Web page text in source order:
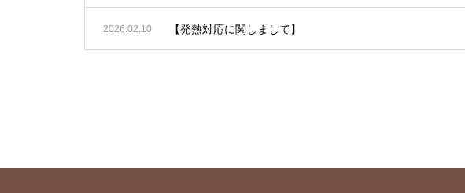
2026.02.10 【発熱対応に関しまして】